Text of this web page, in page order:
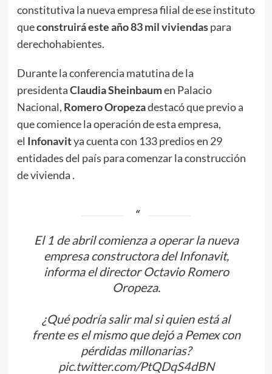
constitutiva la nueva empresa filial de ese instituto
queconstruirá este año 83 mil viviendaspara
derechohabientes.
Durante la conferencia matutina de la
presidentaClaudia Sheinbaumen Palacio
Nacional, Romero Oropezadestacó que previo a
que comience la operación de esta empresa,
el Infonavitya cuenta con 133 predios en 29
entidades del país para comenzar la construcción
de vivienda .
El 1 de abril comienza a operar la nueva
empresa constructora del Infonavit,
informa el director Octavio Romero
Oropeza.
¿Qué podría salir mal si quien está al
frente es el mismo que dejó a Pemex con
pérdidas millonarias?
pic.twitter.com/PtQDqS4dBN